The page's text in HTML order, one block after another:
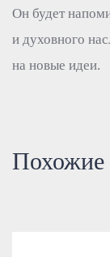
Он будет
и духовного
на новые идеи.
Похожие